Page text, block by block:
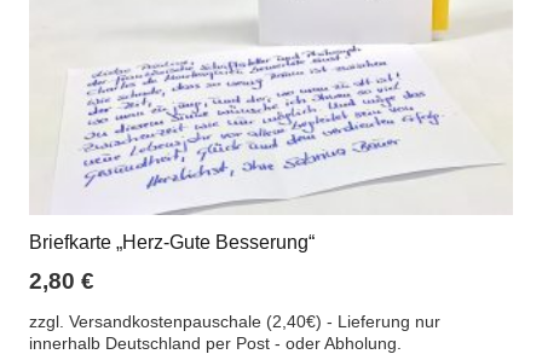
Briefkarte „Herz-Gute Besserung“
2,80 €
zzgl. Versandkostenpauschale (2,40€) - Lieferung nur
innerhalb Deutschland per Post - oder Abholung.